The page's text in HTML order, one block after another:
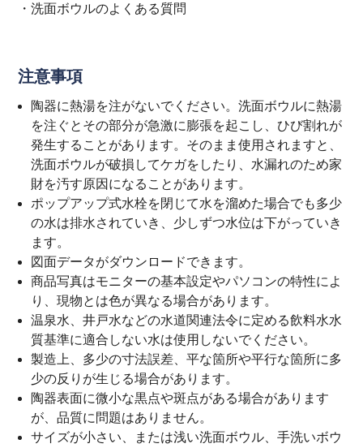
・洗面ボウルのよくある質問
注意事項
陶器に熱湯を注がないでください。洗面ボウルに熱湯
を注ぐとその部分が急激に膨張を起こし、ひび割れが
発生することがあります。そのまま使用されますと、
洗面ボウルが破損してケガをしたり、水漏れのため家
財を汚す原因になることがあります。
ポップアップ式水栓を閉じて水を溜めた場合でも多少
の水は排水されていき、少しずつ水位は下がっていき
ます。
図面データがダウンロードできます。
商品写真はモニターの基本設定やパソコンの特性によ
り、現物とは色が異なる場合があります。
温泉水、井戸水などの水道関連法令に定める飲料水水
質基準に適合しない水は使用しないでください。
製造上、多少の寸法誤差、平な箇所や平行な箇所に多
少の反りが生じる場合があります。
陶器表面に微小な黒点や斑点がある場合があります
が、品質に問題はありません。
サイズが小さい、または浅い洗面ボウル、手洗いボウ